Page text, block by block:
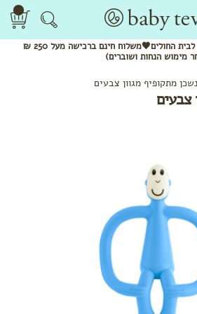
לבית החולים🖤משלוחחינם
ברכישה מעל 250 ₪
מימוש הנחות ושוברים)
נשכן מתקופיף מגוון צבעים
צבעים